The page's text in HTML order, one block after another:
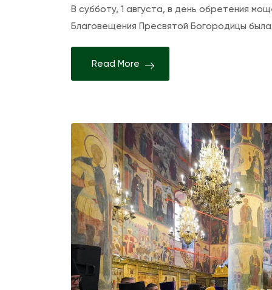
В субботу, 1 августа, в день обретения
Благовещения Пресвятой Богородицы
Read More